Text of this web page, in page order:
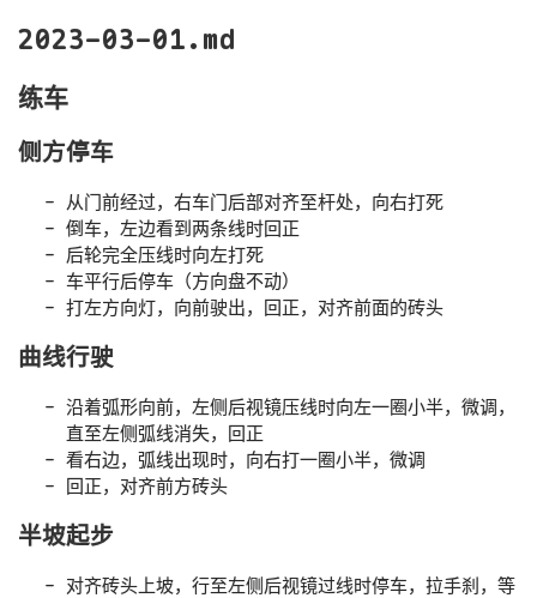
2023-03-01.md
练车
侧方停车
从门前经过，右车门后部对齐至杆处，向右打死
倒车，左边看到两条线时回正
后轮完全压线时向左打死
车平行后停车（方向盘不动）
打左方向灯，向前驶出，回正，对齐前面的砖头
曲线行驶
沿着弧形向前，左侧后视镜压线时向左一圈小半，微调，
直至左侧弧线消失，回正
看右边，弧线出现时，向右打一圈小半，微调
回正，对齐前方砖头
半坡起步
对齐砖头上坡，行至左侧后视镜过线时停车，拉手刹，等